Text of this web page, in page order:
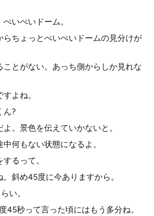
いぺいドーム。
らちょっとぺいぺいドームの見分けが
ことがない。あっち側からしか見れな
よね。
ん?
。景色を伝えていかないと。
何もない状態になるよ。
るって。
斜め45度に今ありますから。
い。
45秒って言った頃にはもう多分ね。